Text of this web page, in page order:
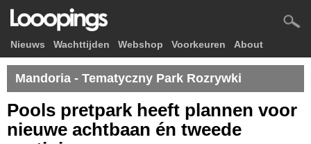
Nieuws Wachttijden Webshop Voorkeuren About
Mandoria - Tematyczny Park Rozrywki
Pools pretpark heeft plannen voor
nieuwe achtbaan én tweede